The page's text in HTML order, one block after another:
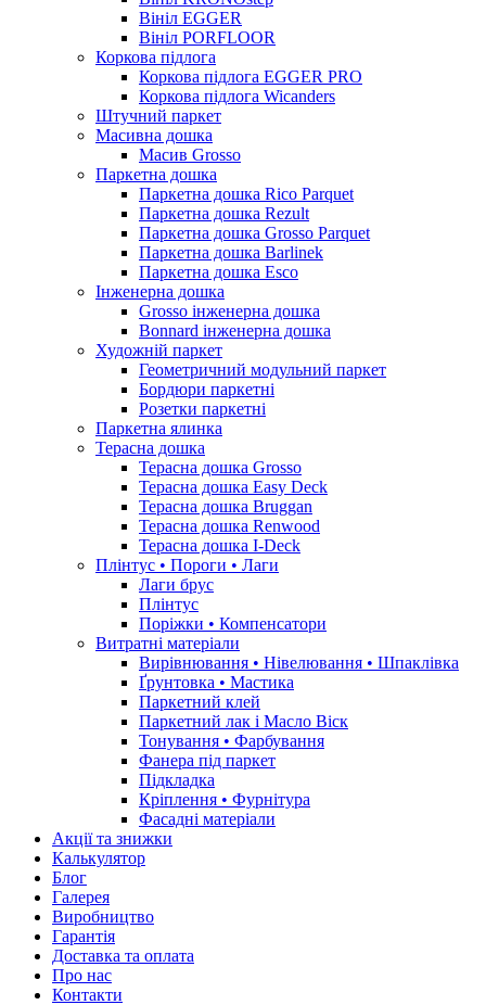
Вініл EGGER
Вініл PORFLOOR
Коркова підлога
Коркова підлога EGGER PRO
Коркова підлога Wicanders
Штучний паркет
Масивна дошка
Масив Grosso
Паркетна дошка
Паркетна дошка Rico Parquet
Паркетна дошка Rezult
Паркетна дошка Grosso Parquet
Паркетна дошка Barlinek
Паркетна дошка Esco
Інженерна дошка
Grosso інженерна дошка
Bonnard інженерна дошка
Художній паркет
Геометричний модульний паркет
Бордюри паркетні
Розетки паркетні
Паркетна ялинка
Терасна дошка
Терасна дошка Grosso
Терасна дошка Easy Deck
Терасна дошка Bruggan
Терасна дошка Renwood
Терасна дошка I-Deck
Плінтус • Пороги • Лаги
Лаги брус
Плінтус
Поріжки • Компенсатори
Витратні матеріали
Вирівнювання • Нівелювання • Шпаклівка
Ґрунтовкa • Мастика
Паркетний клей
Паркетний лак і Масло Віск
Тонування • Фарбування
Фанера під паркет
Підкладка
Кріплення • Фурнітура
Фасадні матеріали
Акції та знижки
Калькулятор
Блог
Галерея
Виробництво
Гарантія
Доставка та оплата
Про нас
Контакти